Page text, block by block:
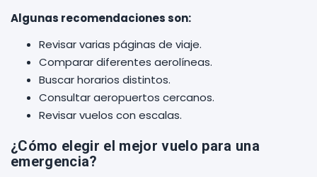
Algunas recomendaciones son:
Revisar varias páginas de viaje.
Comparar diferentes aerolíneas.
Buscar horarios distintos.
Consultar aeropuertos cercanos.
Revisar vuelos con escalas.
¿Cómo elegir el mejor vuelo para una
emergencia?